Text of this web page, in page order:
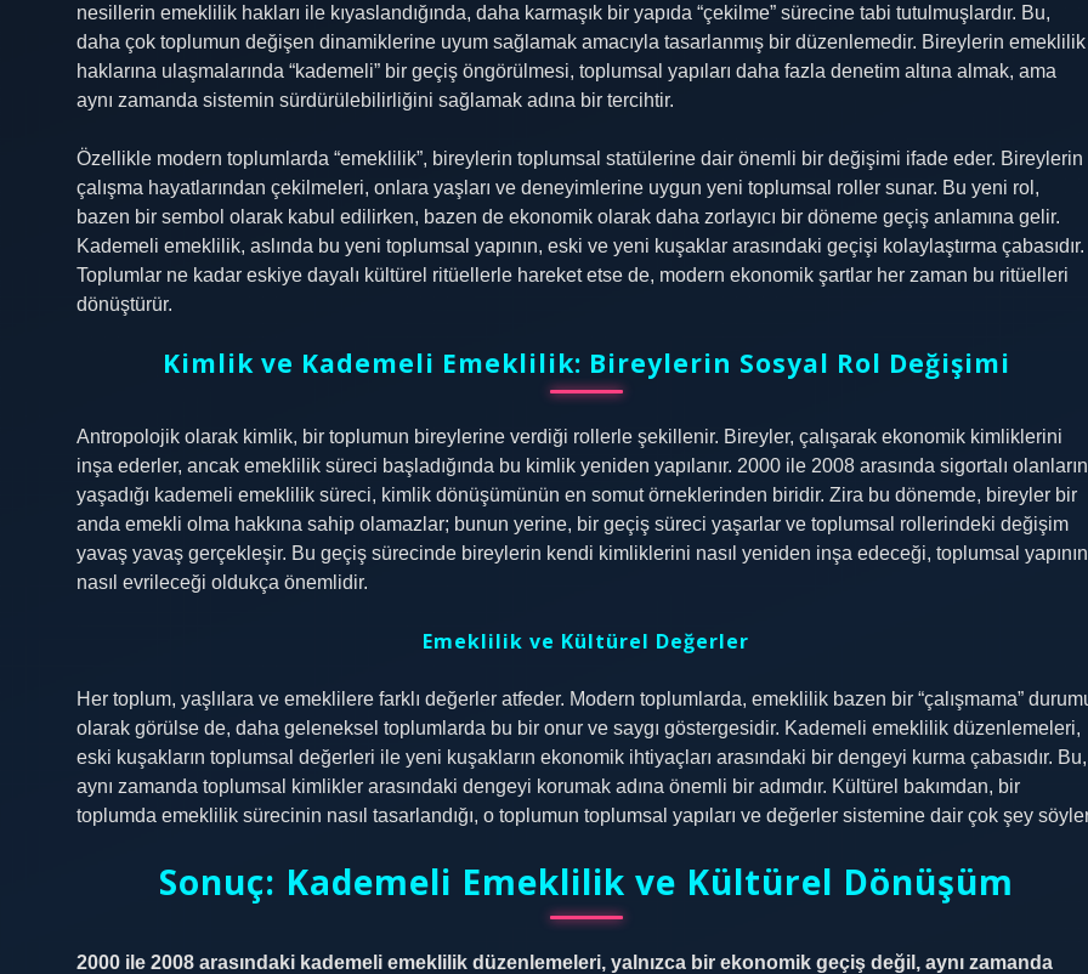
nesillerin emeklilik hakları ile kıyaslandığında, daha karmaşık bir yapıda “çekilme” sürecine tabi tutulmuşlardır. Bu,
daha çok toplumun değişen dinamiklerine uyum sağlamak amacıyla tasarlanmış bir düzenlemedir. Bireylerin emeklilik
haklarına ulaşmalarında “kademeli” bir geçiş öngörülmesi, toplumsal yapıları daha fazla denetim altına almak, ama
aynı zamanda sistemin sürdürülebilirliğini sağlamak adına bir tercihtir.
Özellikle modern toplumlarda “emeklilik”, bireylerin toplumsal statülerine dair önemli bir değişimi ifade eder. Bireylerin
çalışma hayatlarından çekilmeleri, onlara yaşları ve deneyimlerine uygun yeni toplumsal roller sunar. Bu yeni rol,
bazen bir sembol olarak kabul edilirken, bazen de ekonomik olarak daha zorlayıcı bir döneme geçiş anlamına gelir.
Kademeli emeklilik, aslında bu yeni toplumsal yapının, eski ve yeni kuşaklar arasındaki geçişi kolaylaştırma çabasıdır.
Toplumlar ne kadar eskiye dayalı kültürel ritüellerle hareket etse de, modern ekonomik şartlar her zaman bu ritüelleri
dönüştürür.
Kimlik ve Kademeli Emeklilik: Bireylerin Sosyal Rol Değişimi
Antropolojik olarak kimlik, bir toplumun bireylerine verdiği rollerle şekillenir. Bireyler, çalışarak ekonomik kimliklerini
inşa ederler, ancak emeklilik süreci başladığında bu kimlik yeniden yapılanır. 2000 ile 2008 arasında sigortalı olanların
yaşadığı kademeli emeklilik süreci, kimlik dönüşümünün en somut örneklerinden biridir. Zira bu dönemde, bireyler bir
anda emekli olma hakkına sahip olamazlar; bunun yerine, bir geçiş süreci yaşarlar ve toplumsal rollerindeki değişim
yavaş yavaş gerçekleşir. Bu geçiş sürecinde bireylerin kendi kimliklerini nasıl yeniden inşa edeceği, toplumsal yapının
nasıl evrileceği oldukça önemlidir.
Emeklilik ve Kültürel Değerler
Her toplum, yaşlılara ve emeklilere farklı değerler atfeder. Modern toplumlarda, emeklilik bazen bir “çalışmama”
olarak görülse de, daha geleneksel toplumlarda bu bir onur ve saygı göstergesidir. Kademeli emeklilik düzenlemeleri,
eski kuşakların toplumsal değerleri ile yeni kuşakların ekonomik ihtiyaçları arasındaki bir dengeyi kurma çabasıdır. Bu,
aynı zamanda toplumsal kimlikler arasındaki dengeyi korumak adına önemli bir adımdır. Kültürel bakımdan, bir
toplumda emeklilik sürecinin nasıl tasarlandığı, o toplumun toplumsal yapıları ve değerler sistemine dair çok şey
Sonuç: Kademeli Emeklilik ve Kültürel Dönüşüm
2000 ile 2008 arasındaki kademeli emeklilik düzenlemeleri, yalnızca bir ekonomik geçiş değil, aynı zamanda